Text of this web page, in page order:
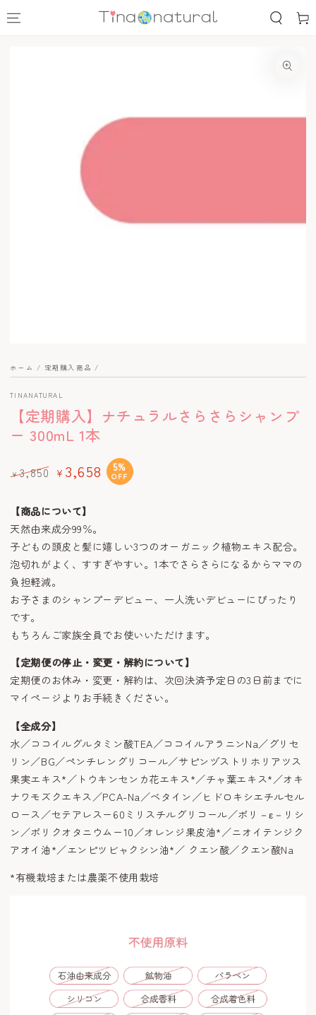
プする
ー
ー
ホーム / 定期購入商品 /
TINANATURAL
【定期購入】ナチュラルさらさらシャンプ
ー 300mL 1本
¥3,850 ¥ 3,658 5%
OFF
【商品について】
天然由来成分99％。
子どもの頭皮と髪に嬉しい3つのオーガニック植物エキス配合。
泡切れがよく、すすぎやすい。1本でさらさらになるからママの
負担軽減。
お子さまのシャンプーデビュー、一人洗いデビューにぴったり
です。
もちろんご家族全員でお使いいただけます。
【定期便の停止・変更・解約について】
定期便のお休み・変更・解約は、次回決済予定日の3日前までに
マイページよりお手続きください。
【全成分】
水／ココイルグルタミン酸TEA／ココイルアラニンNa／グリセ
リン／BG／ペンチレングリコール／サピンヅストリホリアツス
果実エキス*／トウキンセンカ花エキス*／チャ葉エキス*／オキ
ナワモズクエキス／PCA-Na／ベタイン／ヒドロキシエチルセル
ロース／セテアレスー60ミリスチルグリコール／ポリ－ε－リシ
ン／ポリクオタニウムー10／オレンジ果皮油*／ニオイテンジク
アオイ油*／エンピツビャクシン油*／ クエン酸／クエン酸Na
*有機栽培または農薬不使用栽培